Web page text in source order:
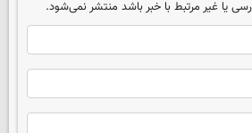
یا غیر مرتبط با خبر باشد منتشر نمی‌شود.